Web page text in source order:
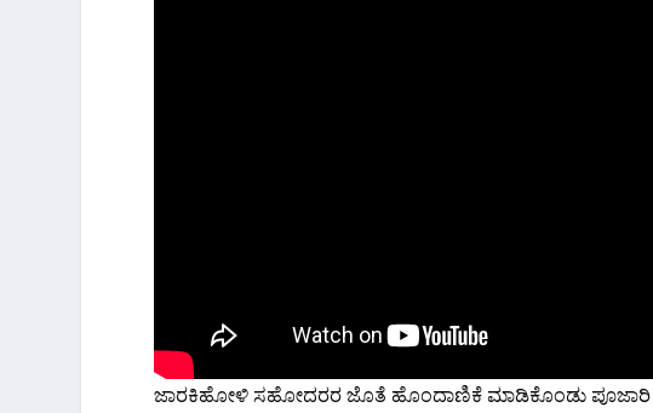
ಜಾರಕಿಹೋಳಿ ಸಹೋದರರ ಜೊತೆ ಹೊಂದಾಣಿಕೆ ಮಾಡಿಕೊಂಡು ಪೂಜಾರಿ